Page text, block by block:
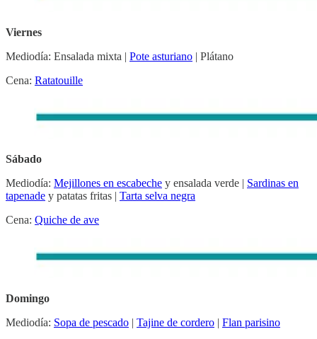
Viernes
Mediodía: Ensalada mixta | Pote asturiano | Plátano
Cena: Ratatouille
Sábado
Mediodía: Mejillones en escabeche y ensalada verde | Sardinas en
tapenade y patatas fritas | Tarta selva negra
Cena: Quiche de ave
Domingo
Mediodía: Sopa de pescado | Tajine de cordero | Flan parisino